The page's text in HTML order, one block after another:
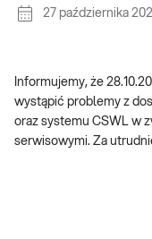
27 października
Informujemy, że
wystąpić problemy z
oraz systemu CSWL w
serwisowymi. Za